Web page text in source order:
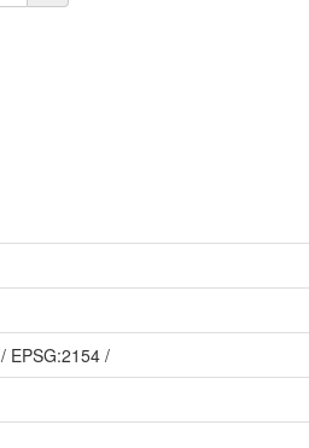
/ EPSG:2154 /